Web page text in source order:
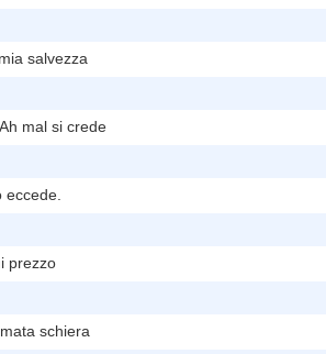
salvezza
mal si crede
prezzo
schiera